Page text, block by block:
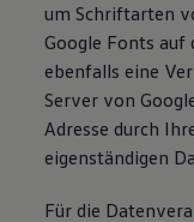
um Schriftarten
Google Fonts auf
ebenfalls eine
Server von
Adresse durch
eigenständigen
Für die